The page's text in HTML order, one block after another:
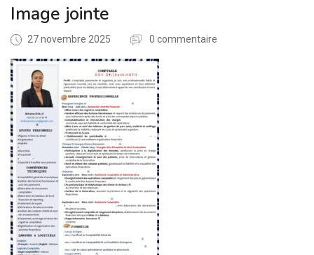
Image jointe
27 novembre 2025 0 commentaire